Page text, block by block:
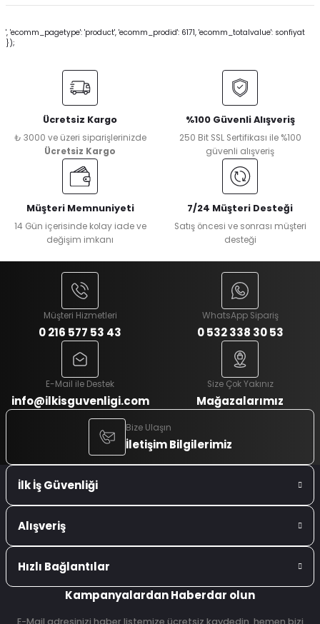
', 'ecomm_pagetype': 'product', 'ecomm_prodid': 6171, 'ecomm_totalvalue': sonfiyat
});
Ücretsiz Kargo
₺ 3000 ve üzeri siparişlerinizde
Ücretsiz Kargo
%100 Güvenli Alışveriş
250 Bit SSL Sertifikası ile %100
güvenli alışveriş
Müşteri Memnuniyeti
14 Gün içerisinde kolay iade ve
değişim imkanı
7/24 Müşteri Desteği
Satış öncesi ve sonrası müşteri
desteği
Müşteri Hizmetleri
0 216 577 53 43
WhatsApp Sipariş
0 532 338 30 53
E-Mail ile Destek
info@ilkisguvenligi.com
Size Çok Yakınız
Mağazalarımız
Bize Ulaşın
İletişim Bilgilerimiz
İlk İş Güvenliği
Alışveriş
Hızlı Bağlantılar
Kampanyalardan Haberdar olun